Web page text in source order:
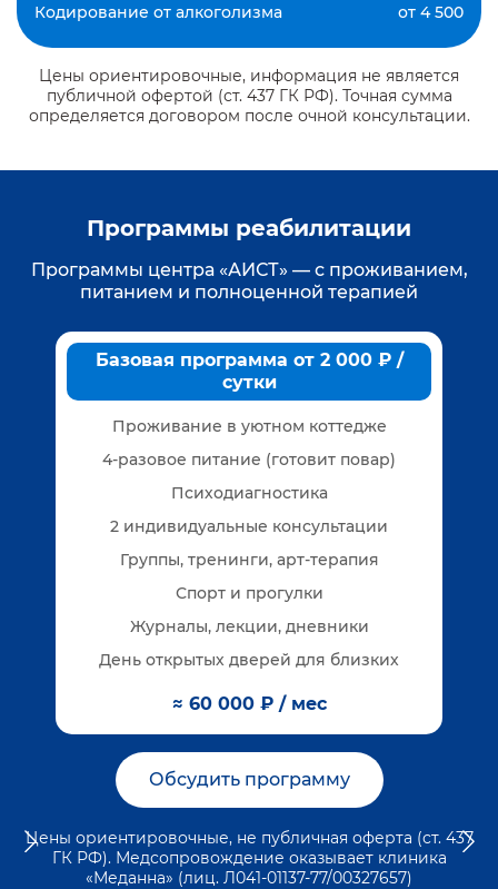
Кодирование от алкоголизма от 4 500
Цены ориентировочные, информация не является
публичной офертой (ст. 437 ГК РФ). Точная сумма
определяется договором после очной консультации.
Программы реабилитации
Программы центра «АИСТ» — с проживанием,
питанием и полноценной терапией
Базовая программа от 2 000 ₽ /
сутки
Проживание в уютном коттедже
4-разовое питание (готовит повар)
Психодиагностика
2 индивидуальные консультации
Группы, тренинги, арт-терапия
Спорт и прогулки
Журналы, лекции, дневники
День открытых дверей для близких
≈ 60 000 ₽ / мес
Обсудить программу
Цены ориентировочные, не публичная оферта (ст. 437
ГК РФ). Медсопровождение оказывает клиника
«Меданна» (лиц. Л041-01137-77/00327657)